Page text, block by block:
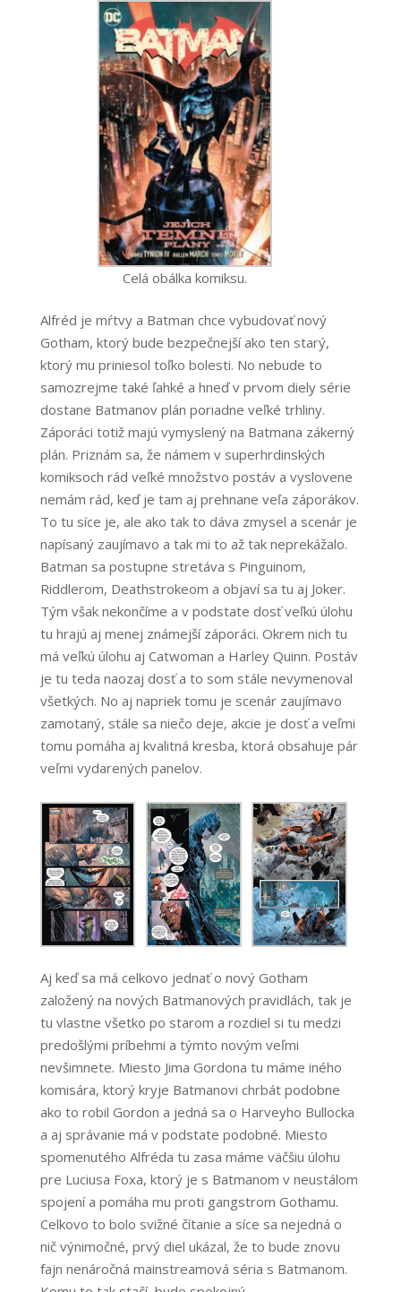
Celá obálka komiksu.
Alfréd je mŕtvy a Batman chce vybudovať nový
Gotham, ktorý bude bezpečnejší ako ten starý,
ktorý mu priniesol toľko bolesti. No nebude to
samozrejme také ľahké a hneď v prvom diely série
dostane Batmanov plán poriadne veľké trhliny.
Záporáci totiž majú vymyslený na Batmana zákerný
plán. Priznám sa, že námem v superhrdinských
komiksoch rád veľké množstvo postáv a vyslovene
nemám rád, keď je tam aj prehnane veľa záporákov.
To tu síce je, ale ako tak to dáva zmysel a scenár je
napísaný zaujímavo a tak mi to až tak neprekážalo.
Batman sa postupne stretáva s Pinguinom,
Riddlerom, Deathstrokeom a objaví sa tu aj Joker.
Tým však nekončíme a v podstate dosť veľkú úlohu
tu hrajú aj menej známejší záporáci. Okrem nich tu
má veľkú úlohu aj Catwoman a Harley Quinn. Postáv
je tu teda naozaj dosť a to som stále nevymenoval
všetkých. No aj napriek tomu je scenár zaujímavo
zamotaný, stále sa niečo deje, akcie je dosť a veľmi
tomu pomáha aj kvalitná kresba, ktorá obsahuje pár
veľmi vydarených panelov.
Aj keď sa má celkovo jednať o nový Gotham
založený na nových Batmanových pravidlách, tak je
tu vlastne všetko po starom a rozdiel si tu medzi
predošlými príbehmi a týmto novým veľmi
nevšimnete. Miesto Jima Gordona tu máme iného
komisára, ktorý kryje Batmanovi chrbát podobne
ako to robil Gordon a jedná sa o Harveyho Bullocka
a aj správanie má v podstate podobné. Miesto
spomenutého Alfréda tu zasa máme väčšiu úlohu
pre Luciusa Foxa, ktorý je s Batmanom v neustálom
spojení a pomáha mu proti gangstrom Gothamu.
Celkovo to bolo svižné čítanie a síce sa nejedná o
nič výnimočné, prvý diel ukázal, že to bude znovu
fajn nenáročná mainstreamová séria s Batmanom.